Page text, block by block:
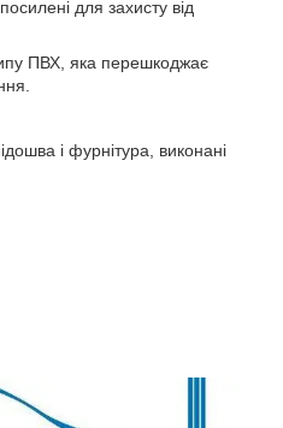
для захисту від
ПВХ, яка перешкоджає
і фурнітура, виконані